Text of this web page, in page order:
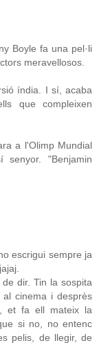
Boyle fa una pel·li
meravellosos.
índia. I sí, acaba
que compleixen
a l'Olimp Mundial
"Benjamin
escrigui sempre ja
dir. Tin la sospita
cinema i desprès
et fa ell mateix la
si no, no entenc
pelis, de llegir, de